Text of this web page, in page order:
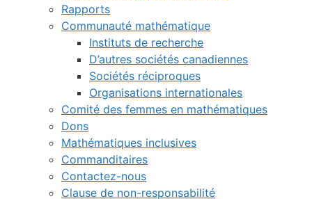
Rapports
Communauté mathématique
Instituts de recherche
D’autres sociétés canadiennes
Sociétés réciproques
Organisations internationales
Comité des femmes en mathématiques
Dons
Mathématiques inclusives
Commanditaires
Contactez-nous
Clause de non-responsabilité